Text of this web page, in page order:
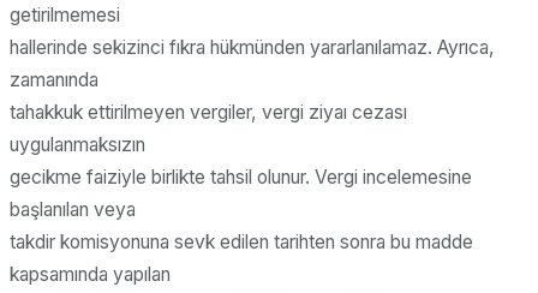
getirilmemesi
hallerinde sekizinci fıkra hükmünden yararlanılamaz. Ayrıca,
zamanında
tahakkuk ettirilmeyen vergiler, vergi ziyaı cezası
uygulanmaksızın
gecikme faiziyle birlikte tahsil olunur. Vergi incelemesine
başlanılan veya
takdir komisyonuna sevk edilen tarihten sonra bu madde
kapsamında yapılan